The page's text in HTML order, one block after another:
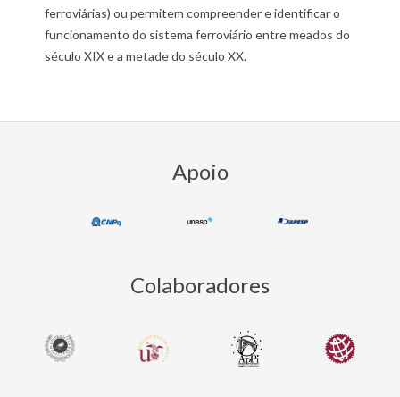
ferroviárias) ou permitem compreender e identificar o
funcionamento do sistema ferroviário entre meados do
século XIX e a metade do século XX.
12-
Apoio
Colaboradores